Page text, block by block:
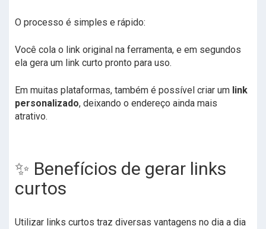
O processo é simples e rápido:
Você cola o link original na ferramenta, e em segundos
ela gera um link curto pronto para uso.
Em muitas plataformas, também é possível criar um link
personalizado, deixando o endereço ainda mais
atrativo.
✨ Benefícios de gerar links
curtos
Utilizar links curtos traz diversas vantagens no dia a dia